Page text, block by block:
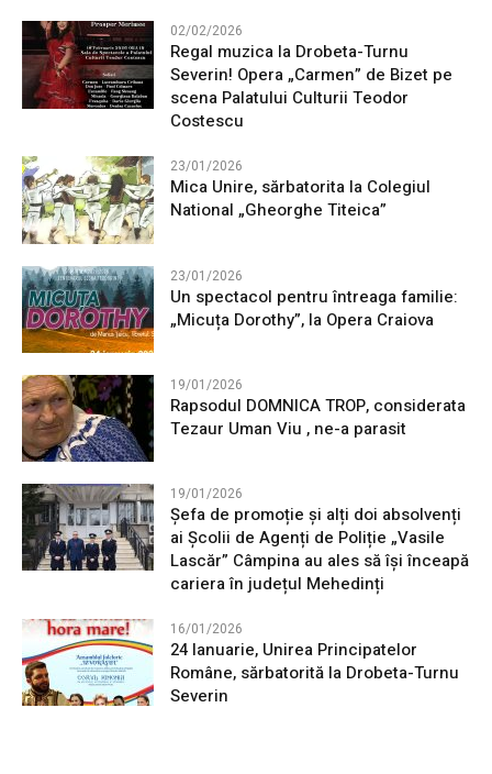
02/02/2026
Regal muzica la Drobeta-Turnu
Severin! Opera „Carmen” de Bizet pe
scena Palatului Culturii Teodor
Costescu
23/01/2026
Mica Unire, sărbatorita la Colegiul
National „Gheorghe Titeica”
23/01/2026
Un spectacol pentru întreaga familie:
„Micuța Dorothy”, la Opera Craiova
19/01/2026
Rapsodul DOMNICA TROP, considerata
Tezaur Uman Viu , ne-a parasit
19/01/2026
Șefa de promoție și alți doi absolvenți
ai Școlii de Agenți de Poliție „Vasile
Lascăr” Câmpina au ales să își înceapă
cariera în județul Mehedinți
16/01/2026
24 Ianuarie, Unirea Principatelor
Române, sărbatorită la Drobeta-Turnu
Severin